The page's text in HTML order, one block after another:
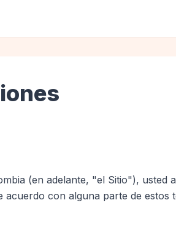
(en adelante, "el Sitio"), usted
acuerdo con alguna parte de estos